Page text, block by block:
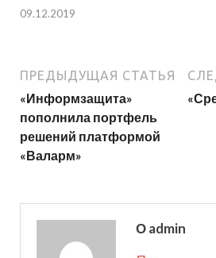
09.12.2019
ПРЕДЫДУЩАЯ СТАТЬЯ
«Информзащита»
пополнила портфель
решений платформой
«Валарм»
О admin